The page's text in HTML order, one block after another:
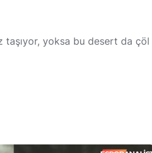
taşıyor, yoksa bu desert da çöl